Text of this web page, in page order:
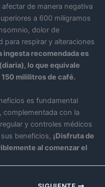
de manera negativa
a 600 miligramos
dolor de
para respirar y alteraciones
ingesta recomendada es
lo que equivale
mililitros de café.
es fundamental
complementada con la
y controles médicos
beneficios, ¡Disfruta de
al comenzar el